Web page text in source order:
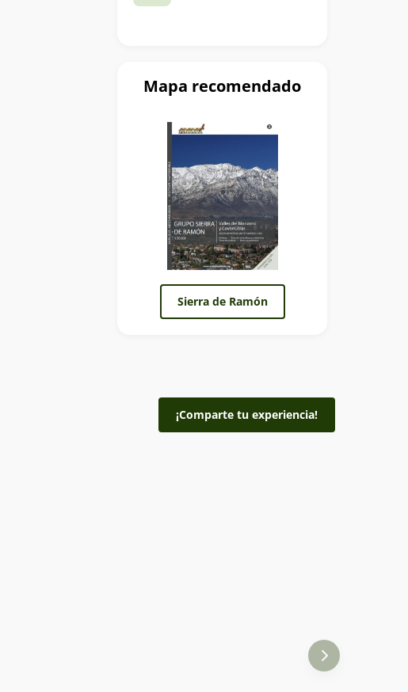
Mapa recomendado
Sierra de Ramón
¡Comparte tu experiencia!